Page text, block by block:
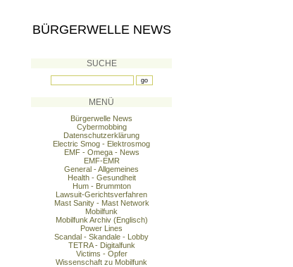
BÜRGERWELLE NEWS
SUCHE
MENÜ
Bürgerwelle News
Cybermobbing
Datenschutzerklärung
Electric Smog - Elektrosmog
EMF - Omega - News
EMF-EMR
General - Allgemeines
Health - Gesundheit
Hum - Brummton
Lawsuit-Gerichtsverfahren
Mast Sanity - Mast Network
Mobilfunk
Mobilfunk Archiv (Englisch)
Power Lines
Scandal - Skandale - Lobby
TETRA - Digitalfunk
Victims - Opfer
Wissenschaft zu Mobilfunk